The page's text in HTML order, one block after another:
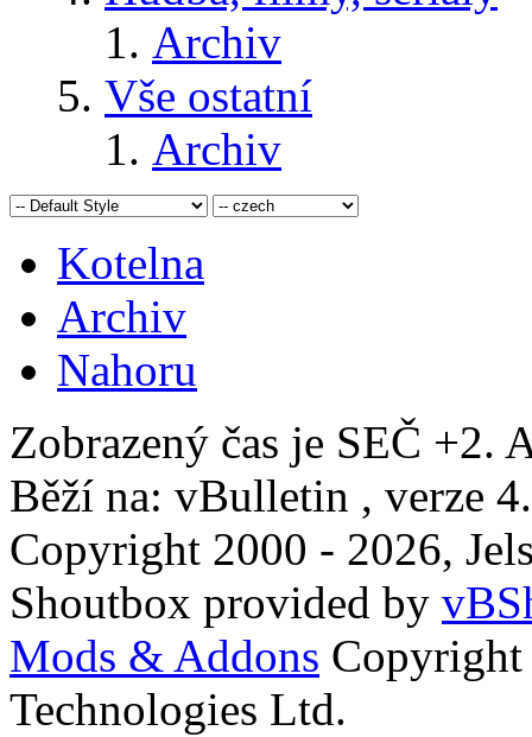
Archiv
Vše ostatní
Archiv
Kotelna
Archiv
Nahoru
Zobrazený čas je SEČ +2.
Běží na: vBulletin , verze
Copyright 2000 - 2026,
Shoutbox provided by
Mods & Addons
Technologies Ltd.